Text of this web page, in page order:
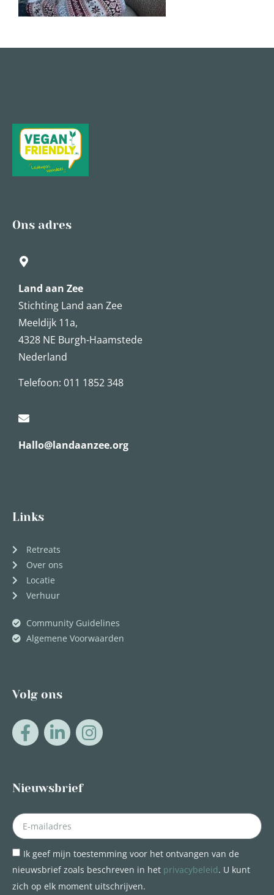
Ons adres
Land aan Zee
Stichting Land aan Zee
Meeldijk 11a,
4328 NE Burgh-Haamstede
Nederland
Telefoon: 011 1852 348
Hallo@landaanzee.org
Links
Retreats
Over ons
Locatie
Verhuur
Community Guidelines
Algemene Voorwaarden
Volg ons
Nieuwsbrief
Ik geef mijn toestemming voor het ontvangen van de
nieuwsbrief zoals beschreven in het privacybeleid. U kunt
zich op elk moment uitschrijven.